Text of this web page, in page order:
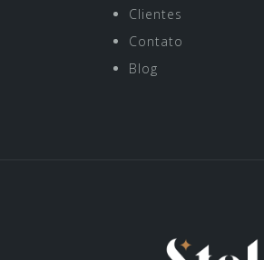
Clientes
Contato
Blog